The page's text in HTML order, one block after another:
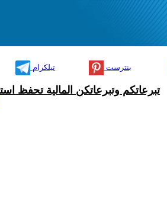
تيلكرام بنترست
تبرعاتكم وتبرعاتكن المالية تحفظ